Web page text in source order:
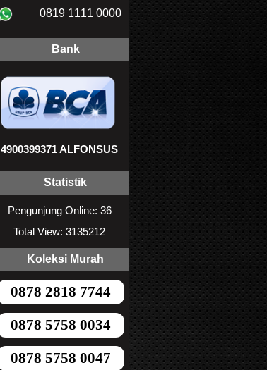
0819 1111 0000
Bank
4900399371 ALFONSUS
Statistik
Pengunjung Online: 36
Total View: 3135212
Koleksi Murah
0878 2818 7744
0878 5758 0034
0878 5758 0047